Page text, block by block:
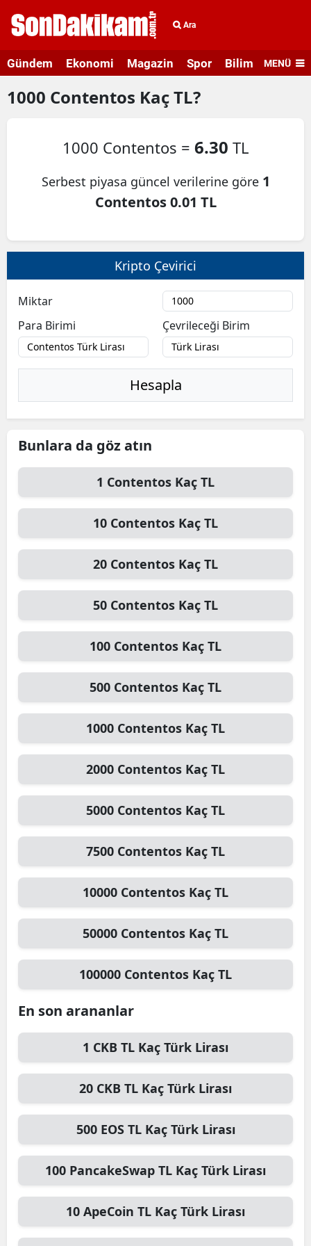
Ara
Gündem Ekonomi Magazin Spor Bilim veMENÜ
1000 Contentos Kaç TL?
1000 Contentos = 6.30 TL
Serbest piyasa güncel verilerine göre 1
Contentos 0.01 TL
Kripto Çevirici
Miktar
Para Birimi
Çevrileceği Birim
Hesapla
Bunlara da göz atın
1 Contentos Kaç TL
10 Contentos Kaç TL
20 Contentos Kaç TL
50 Contentos Kaç TL
100 Contentos Kaç TL
500 Contentos Kaç TL
1000 Contentos Kaç TL
2000 Contentos Kaç TL
5000 Contentos Kaç TL
7500 Contentos Kaç TL
10000 Contentos Kaç TL
50000 Contentos Kaç TL
100000 Contentos Kaç TL
En son arananlar
1 CKB TL Kaç Türk Lirası
20 CKB TL Kaç Türk Lirası
500 EOS TLKaç Türk Lirası
100 PancakeSwap TL Kaç Türk Lirası
10 ApeCoin TL Kaç Türk Lirası